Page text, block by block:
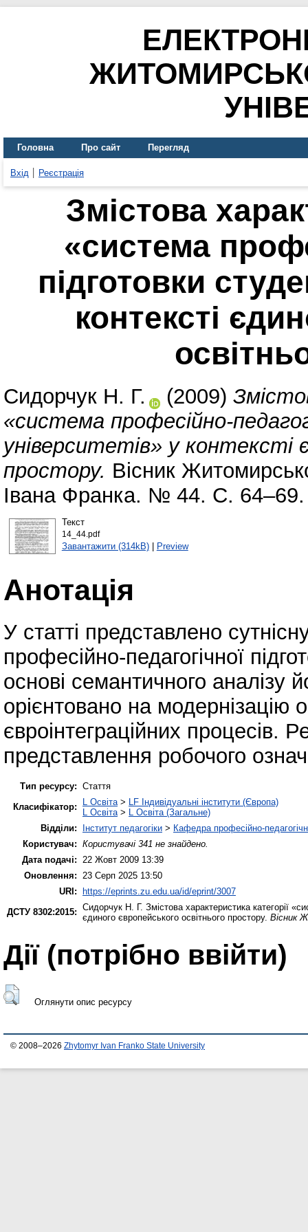
Головна Про сайт Перегляд
Вхід Реєстрація
Змістова
«система
підготовки
контексті
Сидорчук Н. Г. (2009)
«система професійно-
університетів» у контексті
простору. Вісник
Івана Франка. № 44. С. 64–69.
Текст
14_44.pdf
Завантажити (314kB)| Preview
Анотація
У статті представлено
професійно-педагогічної
основі семантичного аналізу
орієнтовано на модернізацію
євроінтеграційних процесів.
представлення робочого
Тип ресурсу: Стаття
Класифікатор:
L Освіта > LF Індивідуальні інститути (Європа)
L Освіта > L Освіта (Загальне)
Відділи:
Інститут педагогіки > Кафедра професійно-
Користувач: Користувачі 341 не знайдено.
Дата подачі:
22 Жовт 2009 13:39
Оновлення:
23 Серп 2025 13:50
URI: https://eprints.zu.edu.ua/id/eprint/3007
ДСТУ 8302:2015: Сидорчук Н. Г. Змістова характеристика категорії
єдиного європейського освітнього простору. Вісник
Дії ​​(потрібно ввійти)
Оглянути опис ресурсу
© 2008–2026 Zhytomyr Ivan Franko State University